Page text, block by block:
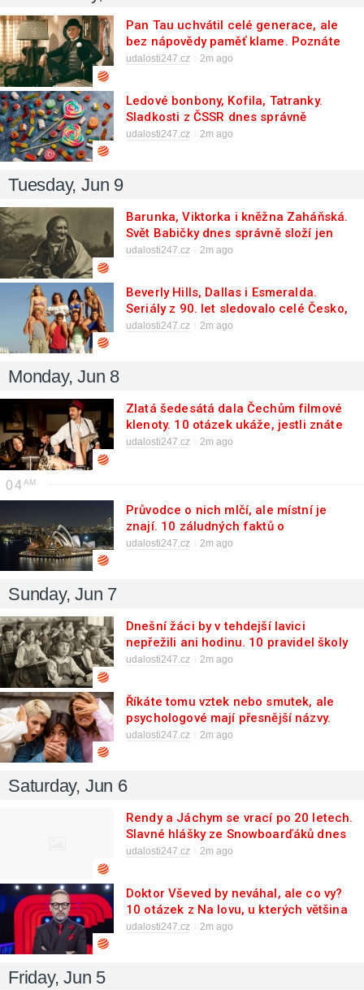
Pan Tau uchvátil celé generace, ale
bez nápovědy paměť klame. Poznáte
jeho kouzla, postavy i slavné scény?
udalosti247.cz 2m ago
Ledové bonbony, Kofila, Tatranky.
Sladkosti z ČSSR dnes správně
pojmenuje jen 2 z 10 lidí, i když je jedli
udalosti247.cz 2m ago
Tuesday, Jun 9
Barunka, Viktorka i kněžna Zaháňská.
Svět Babičky dnes správně složí jen
hrstka těch, kdo ji měli ve škole
udalosti247.cz 2m ago
Beverly Hills, Dallas i Esmeralda.
Seriály z 90. let sledovalo celé Česko,
ale 8 z 10 lidí dnes plete i jména
udalosti247.cz 2m ago
Monday, Jun 8
Zlatá šedesátá dala Čechům filmové
klenoty. 10 otázek ukáže, jestli znáte
děj a postavy, nebo jen názvy
udalosti247.cz 2m ago
04
Průvodce o nich mlčí, ale místní je
znají. 10 záludných faktů o
velkoměstech, u kterých 9 z 10 turistů
udalosti247.cz 2m ago
Sunday, Jun 7
Dnešní žáci by v tehdejší lavici
nepřežili ani hodinu. 10 pravidel školy
v ČSSR, která 9 z 10 lidí zapomnělo
udalosti247.cz 2m ago
Říkáte tomu vztek nebo smutek, ale
psychologové mají přesnější názvy.
Tenhle test ukáže, jak znáte vlastní
udalosti247.cz 2m ago
Saturday, Jun 6
Rendy a Jáchym se vrací po 20 letech.
Slavné hlášky ze Snowboarďáků dnes
8 z 10 Čechů poplete, patříte k nim?
udalosti247.cz 2m ago
Doktor Vševed by neváhal, ale co vy?
10 otázek z Na lovu, u kterých většina
Čechů pohoří dřív, než dojde k
udalosti247.cz 2m ago
Friday, Jun 5